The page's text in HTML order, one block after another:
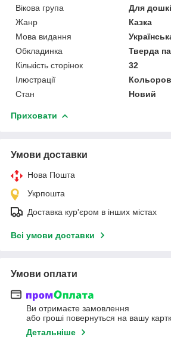
Вікова група
Для
Жанр
Казка
Мова видання
Обкладинка
Тверда
Кількість сторінок
32
Ілюстрації
Стан
Новий
Приховати
Умови доставки
Нова Пошта
Укрпошта
Доставка кур'єром в інших містах
Всі умови доставки
Умови оплати
Ви отримаєте замовлення
або гроші повернуться на вашу
Детальніше